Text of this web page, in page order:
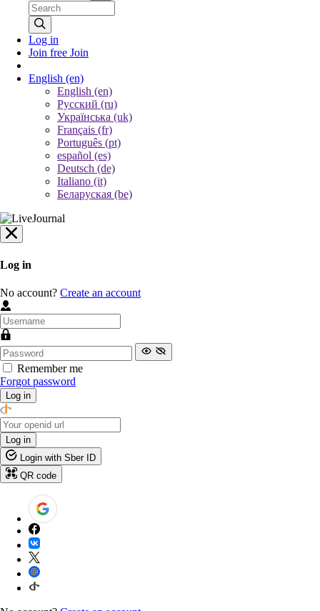
Log in
Join free Join
English (en)
English (en)
Русский (ru)
Українська (uk)
Français (fr)
Português (pt)
español (es)
Deutsch (de)
Italiano (it)
Беларуская (be)
Log in
No account? Create an account
Remember me
Forgot password
Log in
Log in
Login with Sber ID
QR code